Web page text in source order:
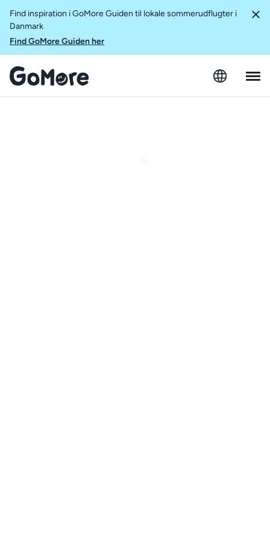
Find inspiration i GoMore Guiden til lokale sommerudflugter i
Danmark
Find GoMore Guiden her